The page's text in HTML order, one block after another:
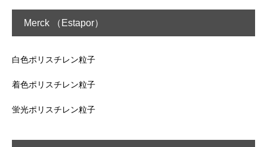
Merck （Estapor）
白色ポリスチレン粒子
着色ポリスチレン粒子
蛍光ポリスチレン粒子